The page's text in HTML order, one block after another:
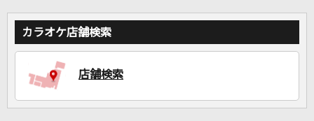
カラオケ店舗検索
店舗検索